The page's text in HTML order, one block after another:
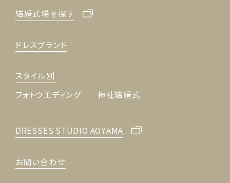
結婚式場を探す
ドレスブランド
スタイル別
フォトウエディング
神社結婚式
DRESSES STUDIO AOYAMA
お問い合わせ